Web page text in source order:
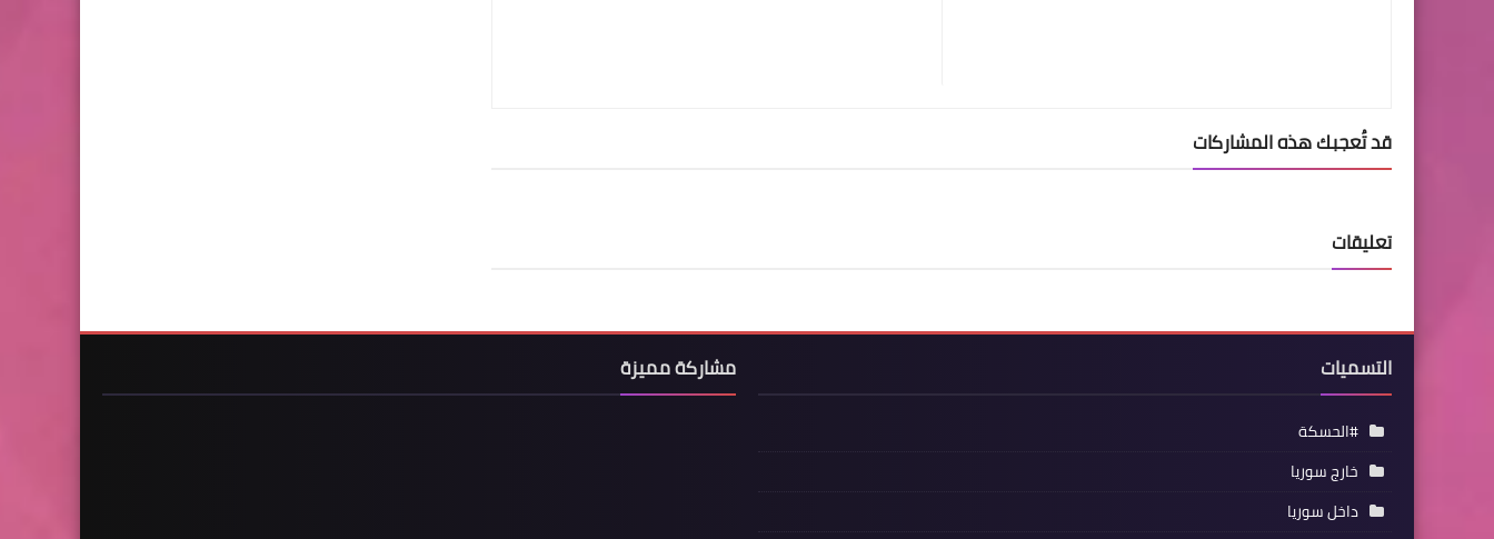
قد تُعجبك هذه المشاركات
تعليقات
التسميات
#الحسكة
خارج سوريا
داخل سوريا
مشاركة مميزة